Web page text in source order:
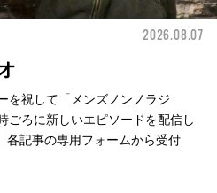
2026.08.07
を祝して「メンズノンノラジ
ろに新しいエピソードを配信し
各記事の専用フォームから受付